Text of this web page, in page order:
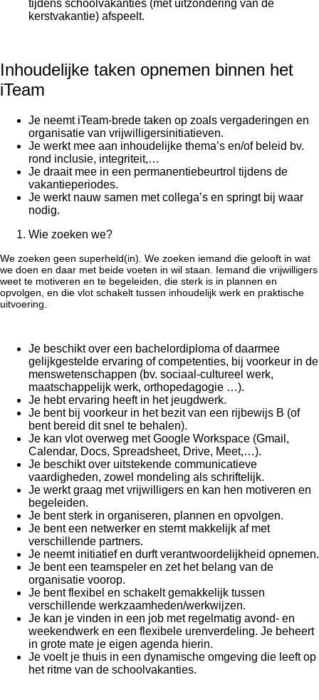
tijdens schoolvakanties (met uitzondering van de
kerstvakantie) afspeelt.
Inhoudelijke taken opnemen binnen het
iTeam
Je neemt iTeam-brede taken op zoals vergaderingen en
organisatie van vrijwilligersinitiatieven.
Je werkt mee aan inhoudelijke thema’s en/of beleid bv.
rond inclusie, integriteit,…
Je draait mee in een permanentiebeurtrol tijdens de
vakantieperiodes.
Je werkt nauw samen met collega’s en springt bij waar
nodig.
Wie zoeken we?
We zoeken geen superheld(in). We zoeken iemand die gelooft in wat
we doen en daar met beide voeten in wil staan. Iemand die vrijwilligers
weet te motiveren en te begeleiden, die sterk is in plannen en
opvolgen, en die vlot schakelt tussen inhoudelijk werk en praktische
uitvoering.
Je beschikt over een bachelordiploma of daarmee
gelijkgestelde ervaring of competenties, bij voorkeur in de
menswetenschappen (bv. sociaal-cultureel werk,
maatschappelijk werk, orthopedagogie …).
Je hebt ervaring heeft in het jeugdwerk.
Je bent bij voorkeur in het bezit van een rijbewijs B (of
bent bereid dit snel te behalen).
Je kan vlot overweg met Google Workspace (Gmail,
Calendar, Docs, Spreadsheet, Drive, Meet,…).
Je beschikt over uitstekende communicatieve
vaardigheden, zowel mondeling als schriftelijk.
Je werkt graag met vrijwilligers en kan hen motiveren en
begeleiden.
Je bent sterk in organiseren, plannen en opvolgen.
Je bent een netwerker en stemt makkelijk af met
verschillende partners.
Je neemt initiatief en durft verantwoordelijkheid opnemen.
Je bent een teamspeler en zet het belang van de
organisatie voorop.
Je bent flexibel en schakelt gemakkelijk tussen
verschillende werkzaamheden/werkwijzen.
Je kan je vinden in een job met regelmatig avond- en
weekendwerk en een flexibele urenverdeling. Je beheert
in grote mate je eigen agenda hierin.
Je voelt je thuis in een dynamische omgeving die leeft op
het ritme van de schoolvakanties.